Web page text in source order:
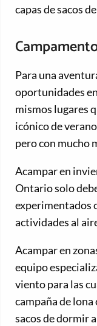
capas de sacos
Para una
oportunidades
mismos lugares
icónico de
pero con mucho
Acampar en
Ontario solo
experimentados
actividades al
Acampar en
equipo
viento para las
campaña de
sacos de dormir